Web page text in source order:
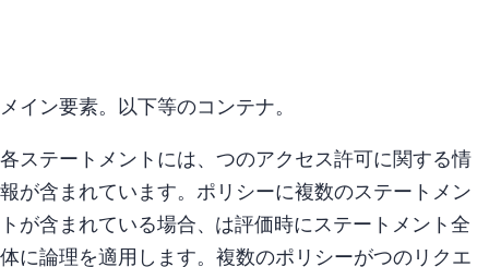
メイン要素。 以下(Effect等)のコンテナ。
各ステートメントには、1 つのアクセス許可に関する情
報が含まれています。ポリシーに複数のステートメン
トが含まれている場合、AWS は評価時にステートメント全
体に論理 OR を適用します。複数のポリシーが 1 つのリクエ